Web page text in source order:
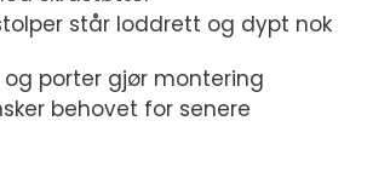
står loddrett og dypt nok
og porter gjør montering
behovet for senere